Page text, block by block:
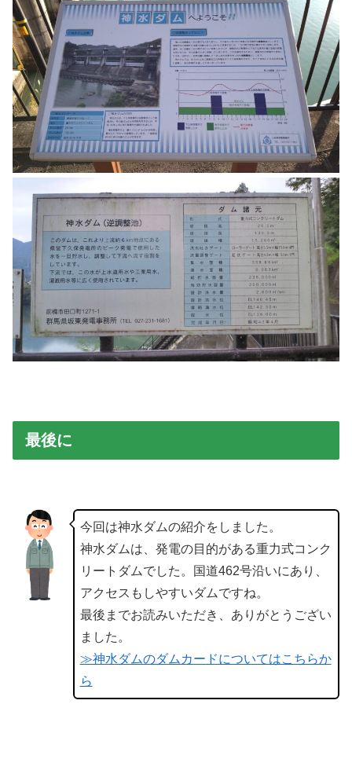
最後に
今回は神水ダムの紹介をしました。
神水ダムは、発電の目的がある重力式コンク
リートダムでした。国道462号沿いにあり、
アクセスもしやすいダムですね。
最後までお読みいただき、ありがとうござい
ました。
≫神水ダムのダムカードについてはこちらか
ら